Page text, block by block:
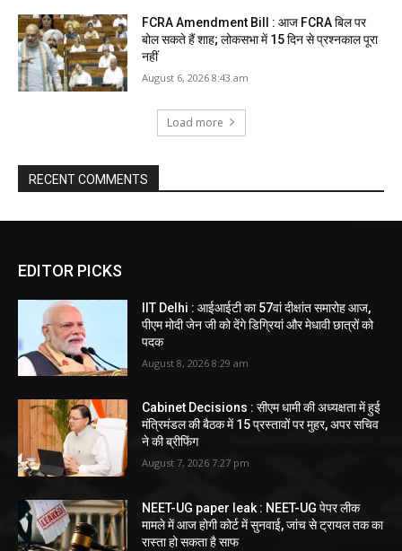
FCRA Amendment Bill : आज FCRA बिल पर
बोल सकते हैं शाह; लोकसभा में 15 दिन से प्रश्नकाल पूरा
नहीं
August 6, 2026 8:43 am
Load more
RECENT COMMENTS
EDITOR PICKS
IIT Delhi : आईआईटी का 57वां दीक्षांत समारोह आज,
पीएम मोदी जेन जी को देंगे डिग्रियां और मेधावी छात्रों को
पदक
August 8, 2026 8:29 am
Cabinet Decisions : सीएम धामी की अध्यक्षता में हुई
मंत्रिमंडल की बैठक में 15 प्रस्तावों पर मुहर, अपर सचिव
ने की ब्रीफिंग
August 7, 2026 7:27 pm
NEET-UG paper leak : NEET-UG पेपर लीक
मामले में आज होगी कोर्ट में सुनवाई, जांच से ट्रायल तक का
रास्ता हो सकता है साफ